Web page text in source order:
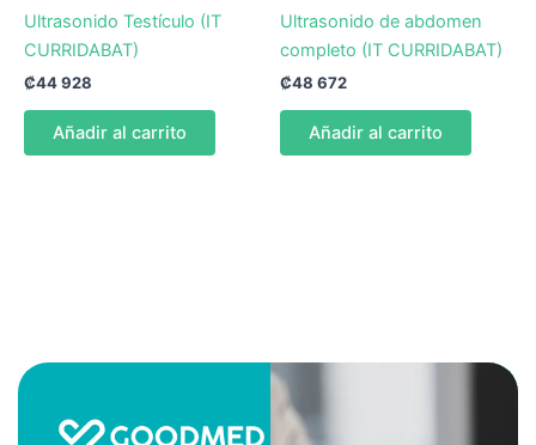
Ultrasonido Testículo (IT
CURRIDABAT)
₡44 928
Añadir al carrito
Ultrasonido de abdomen
completo (IT CURRIDABAT)
₡48 672
Añadir al carrito